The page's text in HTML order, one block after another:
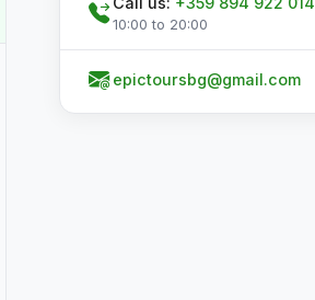
10:00 to 20:00
epictoursbg@gmail.com